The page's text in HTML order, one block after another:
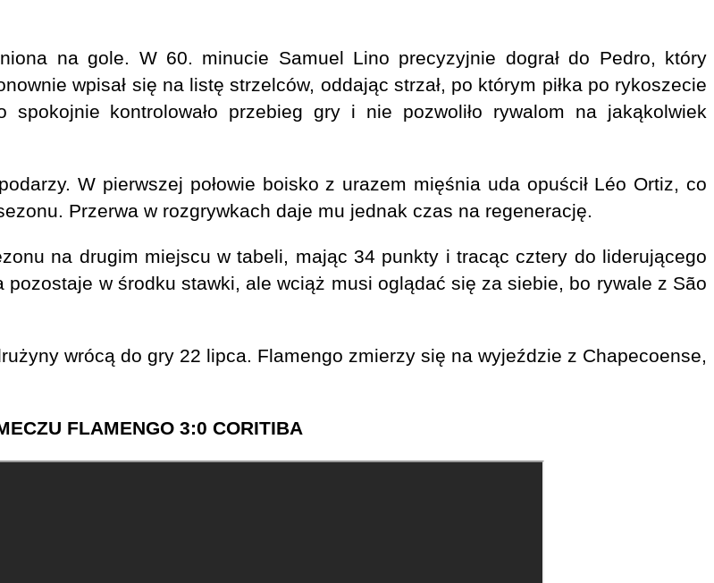
na gole. W 60. minucie Samuel Lino precyzyjnie dograł do Pedro, który
wpisał się na listę strzelców, oddając strzał, po którym piłka po rykoszecie
kontrolowało przebieg gry i nie pozwoliło rywalom na jakąkolwiek
W pierwszej połowie boisko z urazem mięśnia uda opuścił Léo Ortiz, co
Przerwa w rozgrywkach daje mu jednak czas na regenerację.
na drugim miejscu w tabeli, mając 34 punkty i tracąc cztery do liderującego
w środku stawki, ale wciąż musi oglądać się za siebie, bo rywale z São
wrócą do gry 22 lipca. Flamengo zmierzy się na wyjeździe z Chapecoense,
FLAMENGO 3:0 CORITIBA